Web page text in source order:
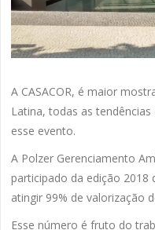
A CASACOR, é maior
Latina, todas as
esse evento.
A Polzer Gerenciamento
participado da edição 2018
atingir 99% de valorização
Esse número é fruto do